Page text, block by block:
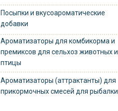
Посыпки и вкусоароматические
добавки
Ароматизаторы для комбикорма и
премиксов для сельхоз животных и
птицы
Ароматизаторы (аттрактанты) для
прикормочных смесей для рыбалки